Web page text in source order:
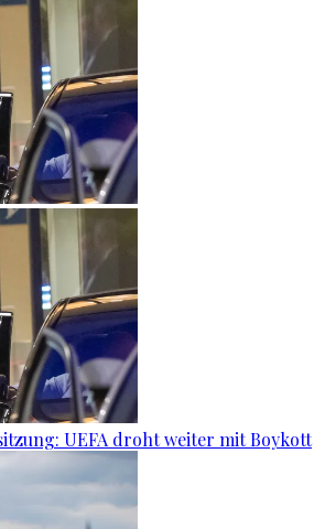
UEFA droht weiter mit Boykott